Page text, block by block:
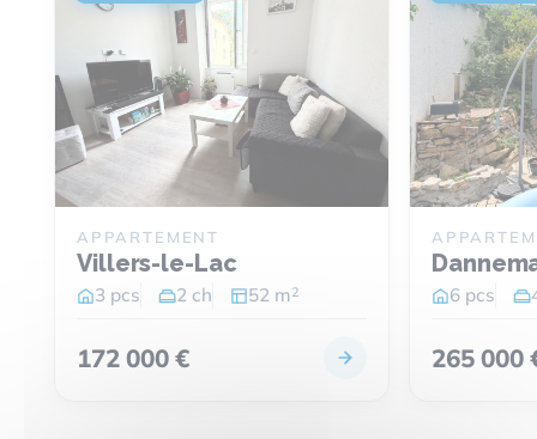
APPARTEMENT
Villers-le-Lac
3 pcs 2 ch 52 m2
172 000 €
6 pcs
265 000